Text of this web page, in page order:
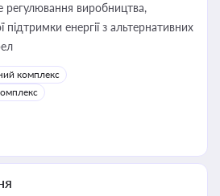
регулювання виробництва,
енергії з альтернативних
комплекс